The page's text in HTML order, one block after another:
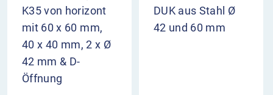
K35 von horizont
mit 60 x 60 mm,
40 x 40 mm, 2 x Ø
42 mm & D-
Öffnung
DUK aus Stahl Ø
42 und 60 mm